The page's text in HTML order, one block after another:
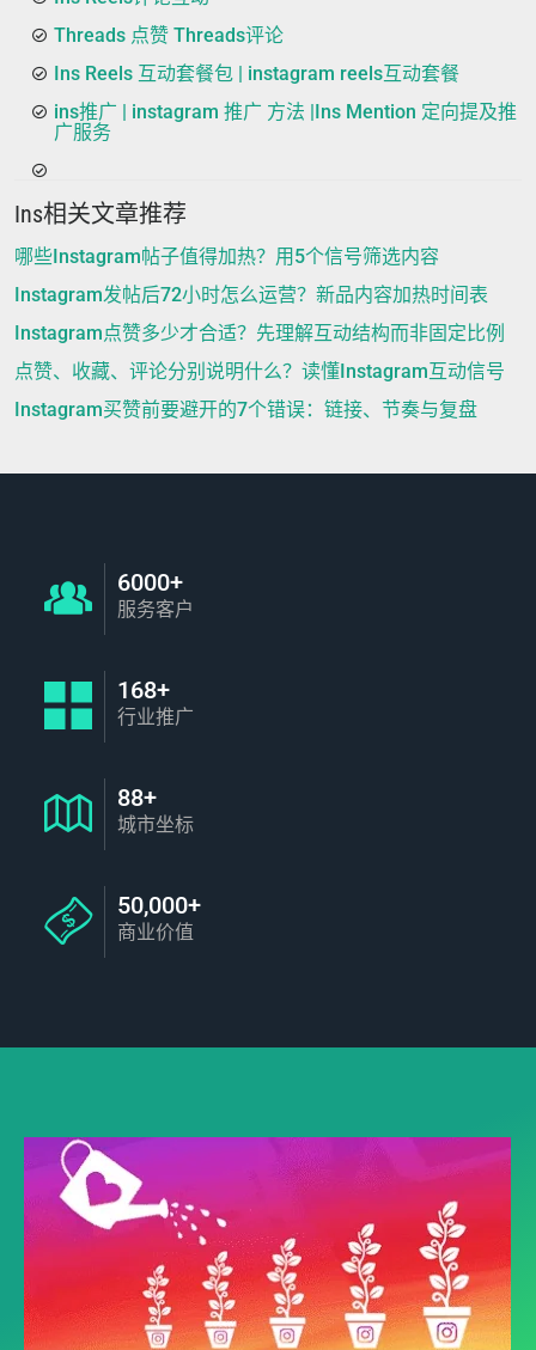
Threads 点赞 Threads评论
Ins Reels 互动套餐包 | instagram reels互动套餐
ins推广 | instagram 推广 方法 |Ins Mention 定向提及推
广服务
Ins相关文章推荐
哪些Instagram帖子值得加热？用5个信号筛选内容
Instagram发帖后72小时怎么运营？新品内容加热时间表
Instagram点赞多少才合适？先理解互动结构而非固定比例
点赞、收藏、评论分别说明什么？读懂Instagram互动信号
Instagram买赞前要避开的7个错误：链接、节奏与复盘
6000+
服务客户
168+
行业推广
88+
城市坐标
50,000+
商业价值